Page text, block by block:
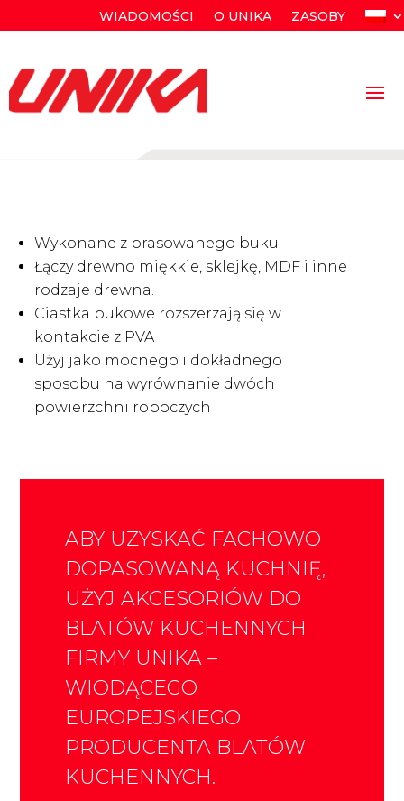
WIADOMOŚCI O UNIKA ZASOBY
Wykonane z prasowanego buku
Łączy drewno miękkie, sklejkę, MDF i inne
rodzaje drewna.
Ciastka bukowe rozszerzają się w
kontakcie z PVA
Użyj jako mocnego i dokładnego
sposobu na wyrównanie dwóch
powierzchni roboczych
ABY UZYSKAĆ FACHOWO
DOPASOWANĄ KUCHNIĘ,
UŻYJ AKCESORIÓW DO
BLATÓW KUCHENNYCH
FIRMY UNIKA –
WIODĄCEGO
EUROPEJSKIEGO
PRODUCENTA BLATÓW
KUCHENNYCH.